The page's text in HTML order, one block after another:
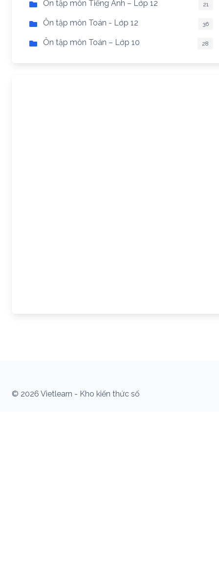
Ôn tập môn Tiếng Anh – Lớp 12 21
Ôn tập môn Toán - Lớp 12 36
Ôn tập môn Toán – Lớp 10 28
© 2026 Vietlearn - Kho kiến thức số